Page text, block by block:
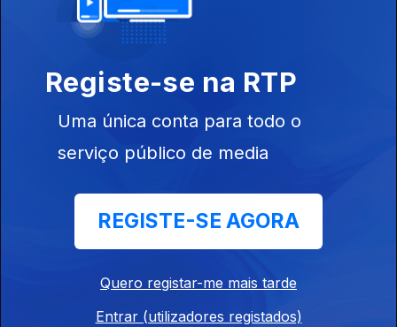
Em discussão, os grandes incêndios da semana: a prevenção
21 set. 2024
Os grandes incêndios da última semana em Portugal: a
Com o ano político a terminar, chegou a hora de fazer o
balanço do Estado da Nação
Registe-se na RTP
Uma única conta para todo o
serviço público de media
REGISTE-SE AGORA
Quero registar-me mais tarde
Entrar (utilizadores registados)